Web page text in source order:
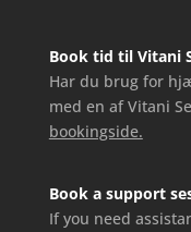
Book tid til Vitani
Har du brug for
med en af Vitani
bookingside.
Book a support
If you need